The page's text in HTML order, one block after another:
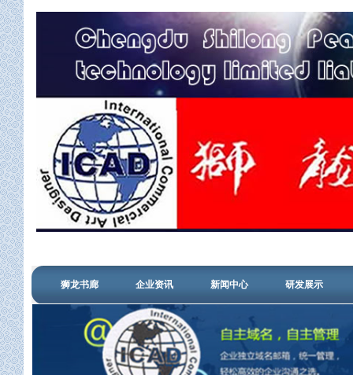
狮龙书廊 企业资讯 新闻中心 研发展示
管理登陆 信用查询